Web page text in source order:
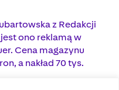
z Redakcji
ono reklamą w
Cena magazynu
a nakład 70 tys.